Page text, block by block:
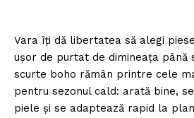
Vara îți dă libertatea să alegi
ușor de purtat de dimineața până
scurte boho rămân printre cele
pentru sezonul cald: arată bine,
piele și se adaptează rapid la